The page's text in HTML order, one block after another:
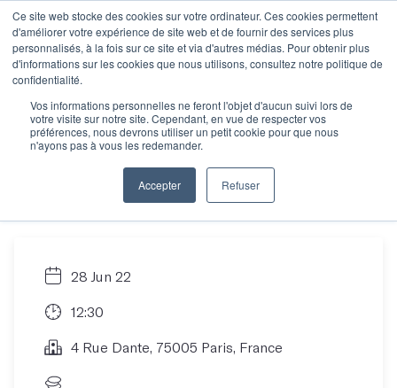
Ce site web stocke des cookies sur votre ordinateur. Ces cookies permettent
d'améliorer votre expérience de site web et de fournir des services plus
personnalisés, à la fois sur ce site et via d'autres médias. Pour obtenir plus
d'informations sur les cookies que nous utilisons, consultez notre politique de
confidentialité.
Vos informations personnelles ne feront l'objet d'aucun suivi lors de
votre visite sur notre site. Cependant, en vue de respecter vos
préférences, nous devrons utiliser un petit cookie pour que nous
n'ayons pas à vous les redemander.
Accepter Refuser
Votre projet
d'écriture : et si on en
parlait ?
28 Jun 22
12:30
4 Rue Dante, 75005 Paris, France